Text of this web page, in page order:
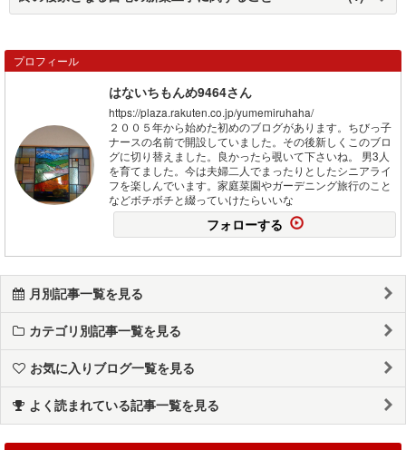
プロフィール
はないちもんめ9464さん
https://plaza.rakuten.co.jp/yumemiruhaha/
２００５年から始めた初めのブログがあります。ちびっ子
ナースの名前で開設していました。その後新しくこのブロ
グに切り替えました。良かったら覗いて下さいね。 男3人
を育てました。今は夫婦二人でまったりとしたシニアライ
フを楽しんでいます。家庭菜園やガーデニング旅行のこと
などボチボチと綴っていけたらいいな
フォローする
月別記事一覧を見る
カテゴリ別記事一覧を見る
お気に入りブログ一覧を見る
よく読まれている記事一覧を見る